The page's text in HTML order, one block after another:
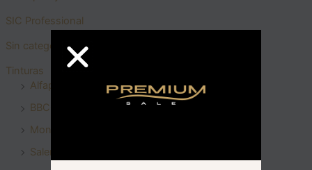
SIC Professional
Sin categoria
Tinturas
Alfaparf Milano
BBCOS
Montibello
Salerm